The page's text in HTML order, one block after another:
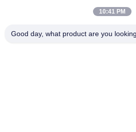
10:41 PM
Good day, what product are you